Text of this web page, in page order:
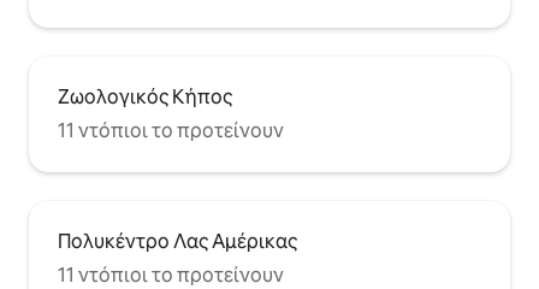
Ζωολογικός Κήπος
11 ντόπιοι το προτείνουν
Πολυκέντρο Λας Αμέρικας
11 ντόπιοι το προτείνουν